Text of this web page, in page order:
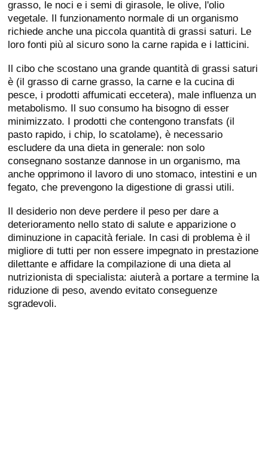
grasso, le noci e i semi di girasole, le olive, l'olio
vegetale. Il funzionamento normale di un organismo
richiede anche una piccola quantità di grassi saturi. Le
loro fonti più al sicuro sono la carne rapida e i latticini.
Il cibo che scostano una grande quantità di grassi saturi
è (il grasso di carne grasso, la carne e la cucina di
pesce, i prodotti affumicati eccetera), male influenza un
metabolismo. Il suo consumo ha bisogno di esser
minimizzato. I prodotti che contengono transfats (il
pasto rapido, i chip, lo scatolame), è necessario
escludere da una dieta in generale: non solo
consegnano sostanze dannose in un organismo, ma
anche opprimono il lavoro di uno stomaco, intestini e un
fegato, che prevengono la digestione di grassi utili.
Il desiderio non deve perdere il peso per dare a
deterioramento nello stato di salute e apparizione o
diminuzione in capacità feriale. In casi di problema è il
migliore di tutti per non essere impegnato in prestazione
dilettante e affidare la compilazione di una dieta al
nutrizionista di specialista: aiuterà a portare a termine la
riduzione di peso, avendo evitato conseguenze
sgradevoli.